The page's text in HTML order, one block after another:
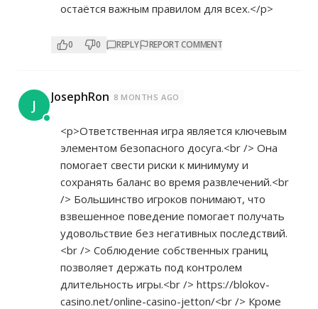
остаётся важным правилом для всех.</p>
0 0 REPLY REPORT COMMENT
J JosephRon 8 MONTHS AGO
<p>Ответственная игра является ключевым
элементом безопасного досуга.<br /> Она
помогает свести риски к минимуму и
сохранять баланс во время развлечений.<br
/> Большинство игроков понимают, что
взвешенное поведение помогает получать
удовольствие без негативных последствий.
<br /> Соблюдение собственных границ
позволяет держать под контролем
длительность игры.<br /> https://blokov-
casino.net/online-casino-jetton/<br /> Кроме